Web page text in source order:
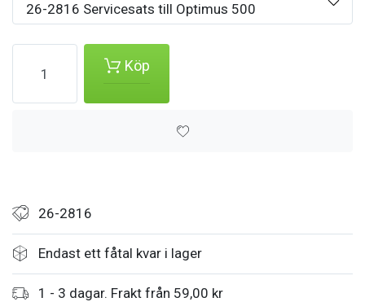
26-2816 Servicesats till Optimus 500
Köp
26-2816
Endast ett fåtal kvar i lager
1 - 3 dagar. Frakt från 59,00 kr